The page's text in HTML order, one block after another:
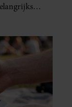
aan
leven